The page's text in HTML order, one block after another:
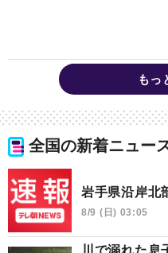
もっ
全国の新着ニュー
岩手県沿岸北
8/9 (日) 03:05